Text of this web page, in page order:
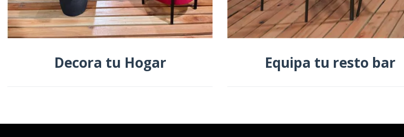
Decora tu Hogar Equipa tu resto bar